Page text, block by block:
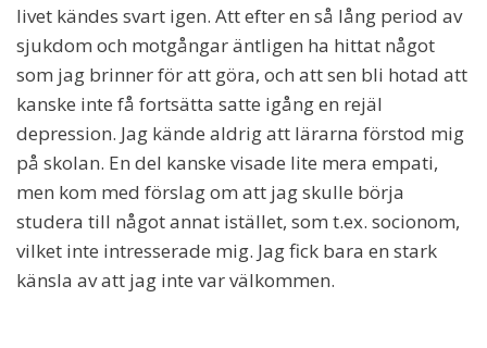
livet kändes svart igen. Att efter en så lång period av
sjukdom och motgångar äntligen ha hittat något
som jag brinner för att göra, och att sen bli hotad att
kanske inte få fortsätta satte igång en rejäl
depression. Jag kände aldrig att lärarna förstod mig
på skolan. En del kanske visade lite mera empati,
men kom med förslag om att jag skulle börja
studera till något annat istället, som t.ex. socionom,
vilket inte intresserade mig. Jag fick bara en stark
känsla av att jag inte var välkommen.